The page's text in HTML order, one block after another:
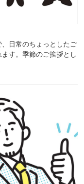
日常のちょっとしたご
す。季節のご挨拶とし